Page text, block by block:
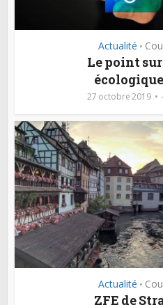
Actualité •
Le point
27 octobre 2019
Actualité •
ZFE de